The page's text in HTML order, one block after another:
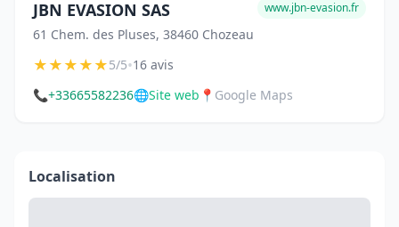
JBN EVASION SAS
61 Chem. des Pluses, 38460 Chozeau
www.jbn-evasion.fr
★★★★★5/5•16 avis
📞+33665582236🌐Site web 📍 Google Maps
Localisation